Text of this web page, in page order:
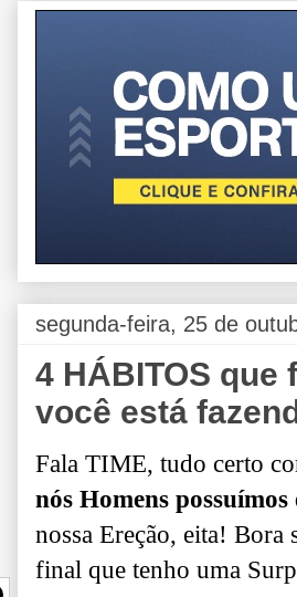
segunda-feira, 25 de
4 HÁBITOS que
você está
Fala TIME, tudo certo
nós Homens
nossa Ereção, eita! Bora
final que tenho uma